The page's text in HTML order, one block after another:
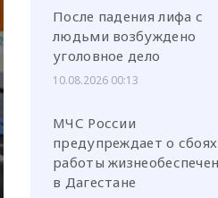
После падения лифа с
людьми возбуждено
уголовное дело
10.08.2026 00:13
МЧС России
предупреждает о сбоях
работы
в Дагестане